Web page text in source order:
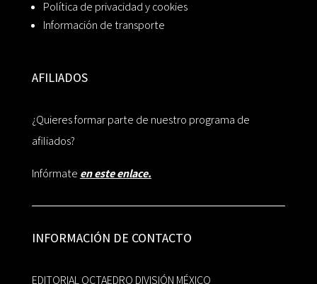
Política de privacidad y cookies
Información de transporte
AFILIADOS
¿Quieres formar parte de nuestro programa de
afiliados?
Infórmate en este enlace.
INFORMACIÓN DE CONTACTO
EDITORIAL OCTAEDRO DIVISIÓN MÉXICO